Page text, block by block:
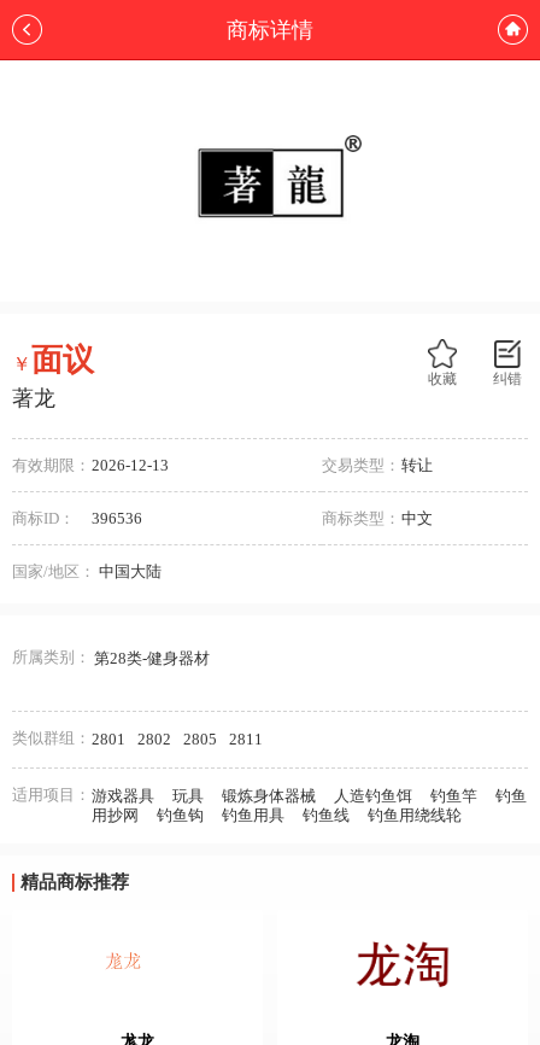
商标详情
纠错
收藏
￥面议
著龙
有效期限： 2026-12-13 交易类型： 转让
商标ID： 396536 商标类型： 中文
国家/地区： 中国大陆
所属类别： 第28类-健身器材
类似群组： 2801 2802 2805 2811
适用项目： 游戏器具 玩具 锻炼身体器械 人造钓鱼饵 钓鱼竿
钓鱼
用抄网
钓鱼钩 钓鱼用具 钓鱼线 钓鱼用绕线轮
精品商标推荐
尨龙 龙淘